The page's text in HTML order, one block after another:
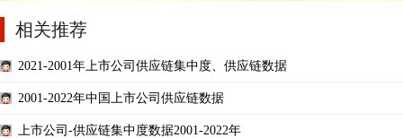
相关推荐
2021-2001年上市公司供应链集中度、供应链数据
2001-2022年中国上市公司供应链数据
上市公司-供应链集中度数据2001-2022年